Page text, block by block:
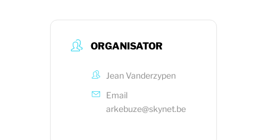
ORGANISATOR
Jean Vanderzypen
Email
arkebuze@skynet.be